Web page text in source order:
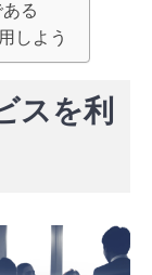
る
しよう
スを利